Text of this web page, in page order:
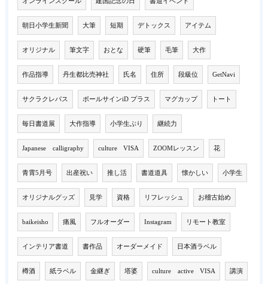
朝日小学生新聞 大筆 短期 デトックス アイテム
オリジナル 筆文字 おとな 硬筆 毛筆 大作
作品指導 丹生都比売神社 氏名 住所 段級位 GetNavi
サクラクレパス ボールサインiD プラス マグカップ トート
毎日書道展 大作指導 小学生ぶり 継続力
Japanese calligraphy culture VISA ZOOMレッスン 花
青霄5月号 出産祝い 推し活 書道道具 懐かしい 小学生
オリジナルグッズ 見学 資格 リフレッシュ お稽古始め
baikeisho 痛風 フルオーダー Instagram リモート教室
インテリア書道 書作品 オーダーメイド 日本酒ラベル
樽酒 紙ラベル 金継ぎ 塔婆 culture active VISA 講演